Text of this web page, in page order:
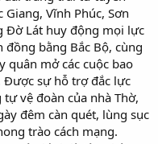
Vĩnh Phúc, Sơn
Đờ Lát huy động mọi lực
bằng Bắc Bộ, cùng
quân mở các cuộc bao
Được sự hỗ trợ đắc lực
vệ đoàn của nhà Thờ,
đêm càn quét, lùng sục
trào cách mạng.